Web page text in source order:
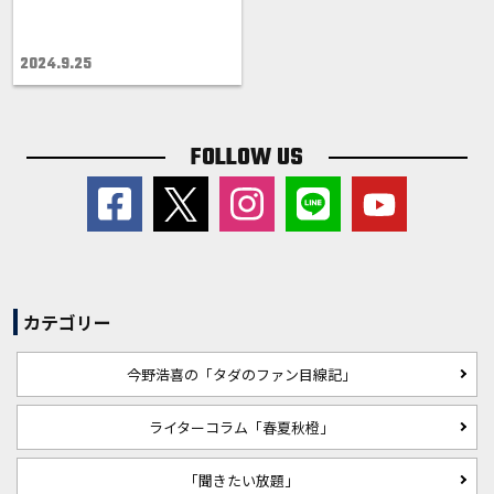
2024.9.25
FOLLOW US
カテゴリー
今野浩喜の「タダのファン目線記」
ライターコラム「春夏秋橙」
「聞きたい放題」